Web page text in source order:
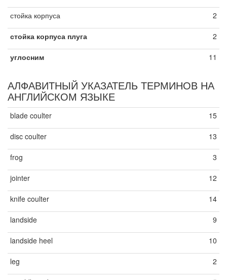
стойка корпуса 2
стойка корпуса плуга 2
углосним 11
АЛФАВИТНЫЙ УКАЗАТЕЛЬ ТЕРМИНОВ НА
АНГЛИЙСКОМ ЯЗЫКЕ
blade coulter 15
disc coulter 13
frog 3
jointer 12
knife coulter 14
landside 9
landside heel 10
leg 2